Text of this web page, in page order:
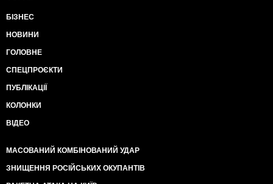
БІЗНЕС
НОВИНИ
ГОЛОВНЕ
СПЕЦПРОЄКТИ
ПУБЛІКАЦІЇ
КОЛОНКИ
ВІДЕО
МАСОВАНИЙ КОМБІНОВАНИЙ УДАР
ЗНИЩЕННЯ РОСІЙСЬКИХ ОКУПАНТІВ